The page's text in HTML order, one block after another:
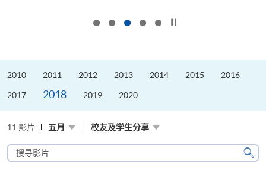
2010 2011 2012 2013 2014 2015 2016
2017 2018 2019 2020
11 影片 五月 校友及学生分享
搜
寻
搜